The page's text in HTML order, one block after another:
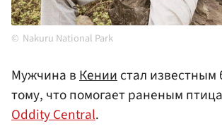
Nakuru National Park
Мужчина вКениистал известным
тому, что помогает раненым
Oddity Central.